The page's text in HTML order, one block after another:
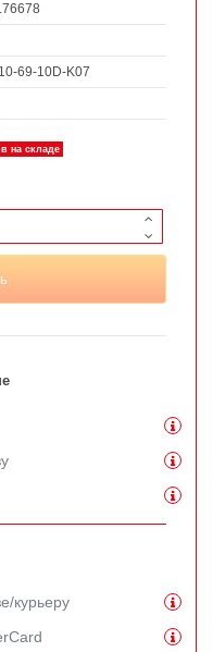
69-10D-K07
на складе
курьеру